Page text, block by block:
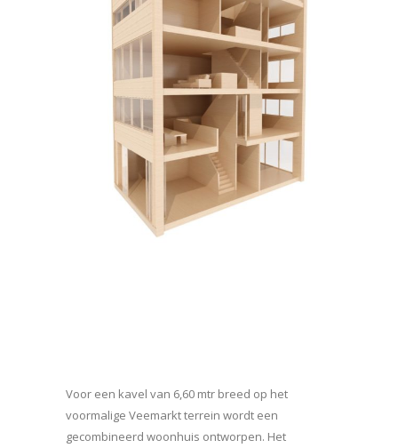
Voor een kavel van 6,60 mtr breed op het
voormalige Veemarkt terrein wordt een
gecombineerd woonhuis ontworpen. Het